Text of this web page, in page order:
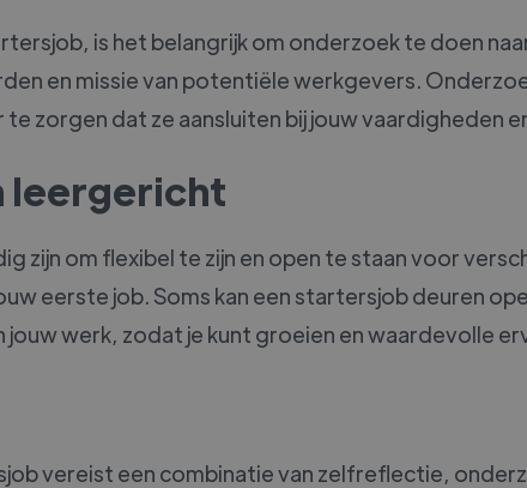
is het belangrijk om onderzoek te doen
en missie van potentiële werkgevers.
zorgen dat ze aansluiten bij jouw vaardigheden
leergericht
zijn om flexibel te zijn en open te staan voor
eerste job. Soms kan een startersjob deuren
werk, zodat je kunt groeien en waardevolle
vereist een combinatie van zelfreflectie,